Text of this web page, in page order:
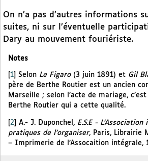
On n’a pas d’autres informations
suites, ni sur l’éventuelle
Dary au mouvement fouriériste.
Notes
1 Selon Le Figaro(3 juin 1891) et Gil
père de Berthe Routier est un ancien
Marseille ; selon l’acte de mariage,
Berthe Routier qui a cette qualité.
2 A.- J. Duponchel, E.S.E -
pratiques de l’organiser, Paris, Librairie
– Imprimerie de l’Assocaition intégrale,